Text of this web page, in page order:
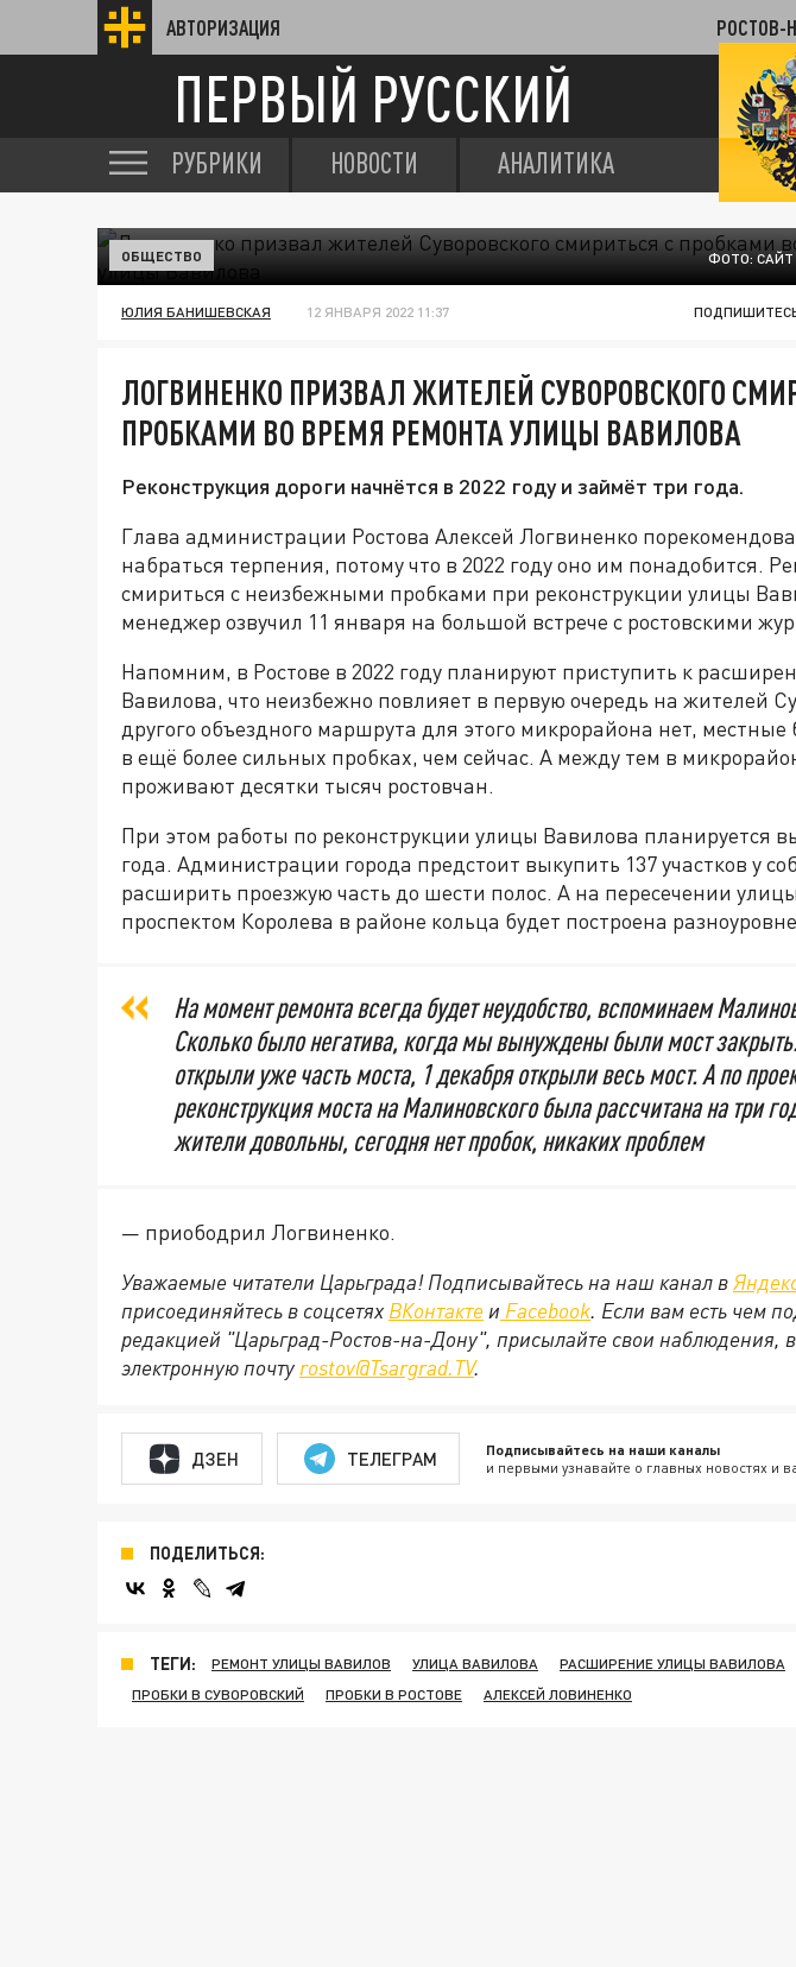
АВТОРИЗАЦИЯ РОСТОВ-
ПЕРВЫЙ РУССКИЙ
РУБРИКИ НОВОСТИ АНАЛИТИКА
ФОТО:
ОБЩЕСТВО
ЮЛИЯ БАНИШЕВСКАЯ 12 ЯНВАРЯ 2022 11:37
ЛОГВИНЕНКО ПРИЗВАЛ ЖИТЕЛЕЙ СУВОРОВСКОГО
ПРОБКАМИ ВО ВРЕМЯ РЕМОНТА УЛИЦЫ ВАВИЛОВА
Реконструкция дороги начнётся в 2022 году и займёт три года.
Глава администрации Ростова Алексей Логвиненко
набраться терпения, потому что в 2022 году оно им понадобится.
смириться с неизбежными пробками при реконструкции улицы
менеджер озвучил 11 января на большой встрече с ростовскими
Напомним, в Ростове в 2022 году планируют приступить к
Вавилова, что неизбежно повлияет в первую очередь на жителей
другого объездного маршрута для этого микрорайона нет, местные
в ещё более сильных пробках, чем сейчас. А между тем в
проживают десятки тысяч ростовчан.
При этом работы по реконструкции улицы Вавилова планируется
года. Администрации города предстоит выкупить 137 участков у
расширить проезжую часть до шести полос. А на пересечении
проспектом Королева в районе кольца будет построена
На момент ремонта всегда будет неудобство, вспоминаем
Сколько было негатива, когда мы вынуждены были мост
открыли уже часть моста, 1 декабря открыли весь мост. А по
реконструкция моста на Малиновского была рассчитана на три
жители довольны, сегодня нет пробок, никаких проблем
— приободрил Логвиненко.
Уважаемые читатели Царьграда! Подписывайтесь на наш канал в
присоединяйтесь в соцсетях ВКонтакте и Facebook. Если вам есть чем
редакцией "Царьград-Ростов-на-Дону", присылайте свои наблюдения,
электронную почту rostov@Tsargrad.ТV.
ДЗЕН ТЕЛЕГРАМ Подписывайтесь на наши каналы
и первыми узнавайте о главных новостях и
ПОДЕЛИТЬСЯ:
ТЕГИ: РЕМОНТ УЛИЦЫ ВАВИЛОВ УЛИЦА ВАВИЛОВА РАСШИРЕНИЕ УЛИЦЫ ВАВИЛОВА
ПРОБКИ В СУВОРОВСКИЙ
ПРОБКИ В РОСТОВЕ АЛЕКСЕЙ ЛОВИНЕНКО